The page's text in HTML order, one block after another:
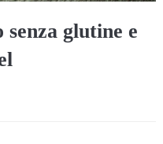
glutine e